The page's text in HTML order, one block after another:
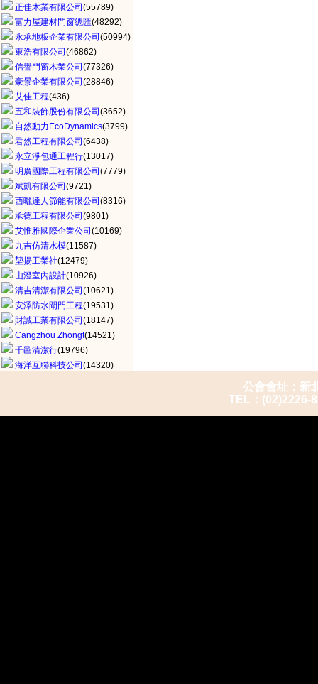
正佳木業有限公司 (55789)
富力屋建材門窗總匯(48292)
永承地板企業有限公司 (50994)
東浩有限公司 (46862)
信譽門窗木業公司 (77326)
豪景企業有限公司 (28846)
艾佳工程(436)
五和裝飾股份有限公司 (3652)
自然動力EcoDynamics(3799)
君然工程有限公司 (6438)
永立淨包通工程行(13017)
明廣國際工程有限公司 (7779)
斌凱有限公司 (9721)
西曬達人節能有限公司 (8316)
承德工程有限公司 (9801)
艾惟雅國際企業公司 (10169)
九吉仿清水模(11587)
堃揚工業社(12479)
山澄室內設計(10926)
清吉清潔有限公司 (10621)
安澤防水閘門工程(19531)
財誠工業有限公司 (18147)
Cangzhou Zhongt(14521)
千邑清潔行(19796)
海洋互聯科技公司 (14320)
公會會址：新
TEL：